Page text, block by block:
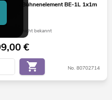
Bühnenelement BE-1L 1x1m
nicht bekannt
€
No. 80702714